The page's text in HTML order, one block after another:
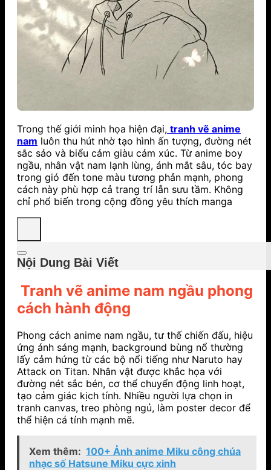
Trong thế giới minh họa hiện đại, tranh vẽ anime
nam luôn thu hút nhờ tạo hình ấn tượng, đường nét
sắc sảo và biểu cảm giàu cảm xúc. Từ anime boy
ngầu, nhân vật nam lạnh lùng, ánh mắt sâu, tóc bay
trong gió đến tone màu tương phản mạnh, phong
cách này phù hợp cả trang trí lẫn sưu tầm. Không
chỉ phổ biến trong cộng đồng yêu thích manga
Nội Dung Bài Viết
Tranh vẽ anime nam ngầu phong
cách hành động
Phong cách anime nam ngầu, tư thế chiến đấu, hiệu
ứng ánh sáng mạnh, background bùng nổ thường
lấy cảm hứng từ các bộ nổi tiếng như Naruto hay
Attack on Titan. Nhân vật được khắc họa với
đường nét sắc bén, cơ thể chuyển động linh hoạt,
tạo cảm giác kịch tính. Nhiều người lựa chọn in
tranh canvas, treo phòng ngủ, làm poster decor để
thể hiện cá tính mạnh mẽ.
Xem thêm: 100+ Ảnh anime Miku công chúa
nhạc số Hatsune Miku cực xinh